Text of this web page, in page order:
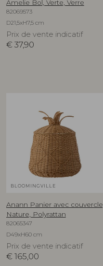
Amelie Bol, Verte, Verre
82069573
D21,5xH7,5 cm
Prix de vente indicatif
€ 37,90
BLOOMINGVILLE
Anann Panier avec couvercle,
Nature, Polyrattan
82065347
D49xH60 cm
Prix de vente indicatif
€ 165,00